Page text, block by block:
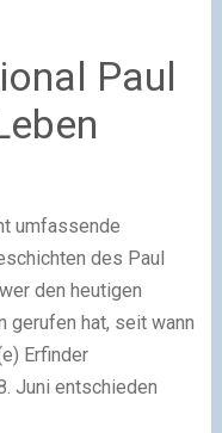
Paul
umfassende
des Paul
den heutigen
gerufen hat, seit wann
Erfinder
Juni entschieden